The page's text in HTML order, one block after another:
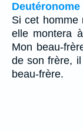
Deutéronome
Si cet homme
elle montera
Mon beau-
de son frère,
beau-frère.